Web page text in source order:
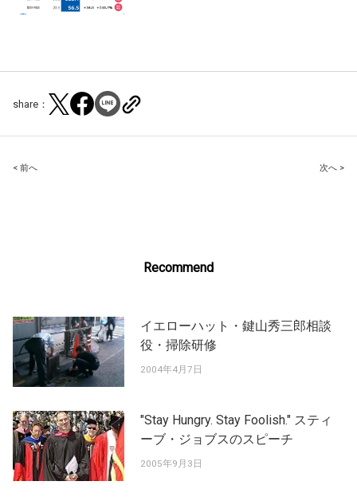
share：
Post
< 前へ 次へ >
Recommend
イエローハット・鍵山秀三郎相談
役・掃除研修
2004年4月7日
"Stay Hungry. Stay Foolish." スティ
ーブ・ジョブスのスピーチ
2005年9月3日